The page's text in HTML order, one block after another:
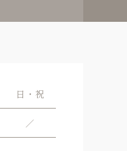
日・祝
／